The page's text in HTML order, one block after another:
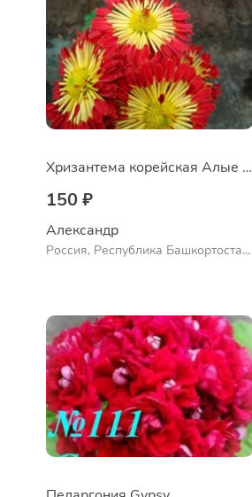
Хризантема корейская Алые паруса
150 ₽
Александр
Россия, Республика Башкортостан,